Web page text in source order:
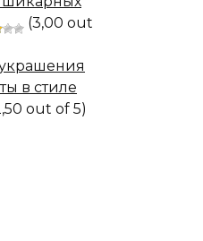
(3,00 out
в стиле
out of 5)